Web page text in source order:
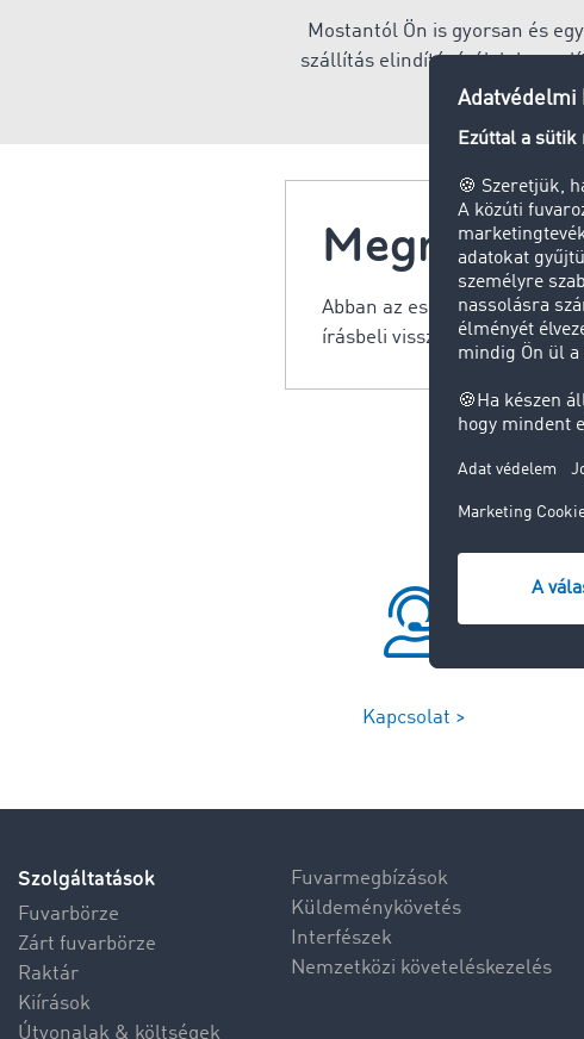
Mostantól Ön is gyorsan és
szállítás elindításáról,
Abban az esetben, amikor
írásbeli visszaigazolás
Kapcsolat >
Szolgáltatások
Fuvarbörze
Zárt fuvarbörze
Raktár
Kiírások
Útvonalak & költségek
Fuvarmegbízások
Küldeménykövetés
Interfészek
Nemzetközi követeléskezelés